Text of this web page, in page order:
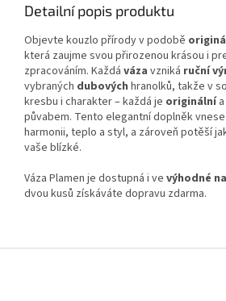
Detailní popis produktu
Objevte kouzlo přírody v podobě
která zaujme svou přirozenou krásou i
zpracováním. Každá váza vzniká ruční
vybraných dubových hranolků, takže v
kresbu i charakter – každá je originálnía
půvabem. Tento elegantní doplněk
harmonii, teplo a styl, a zároveň potěší
vaše blízké.
Váza Plamen je dostupná i ve výhodné
dvou kusů získáváte dopravu zdarma.